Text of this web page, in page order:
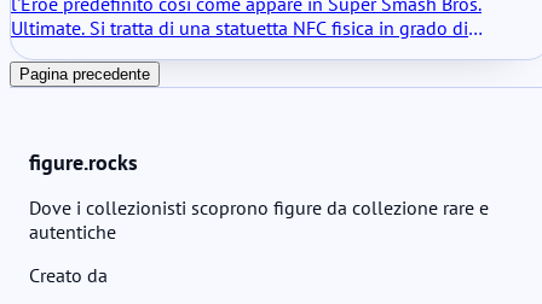
Ultimate. Si tratta di una statuetta NFC fisica in grado di
memorizzare i dati di gioco e di interagire con i sistemi Nintendo
compatibili. In parole povere, è sia un oggetto da collezione che
l'interazione con il giocatore.
Pagina precedente
figure.rocks
Dove i collezionisti scoprono figure da collezione rare e
autentiche
Creato da